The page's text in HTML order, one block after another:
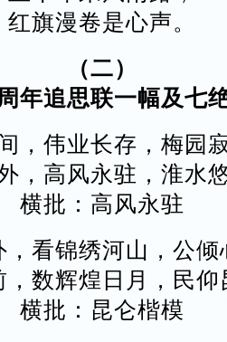
红旗漫卷是心声。
（二）
年追思联一幅及七
，伟业长存，梅园
，高风永驻，淮水
横批：高风永驻
看锦绣河山，公
数辉煌日月，民
横批：昆仑楷模